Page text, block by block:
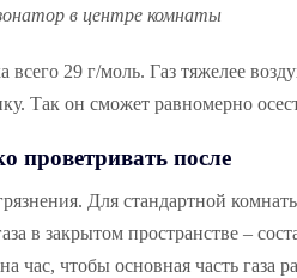
в центре комнаты
всего 29 г/моль. Газ тяжелее
Так он сможет равномерно
проветривать после
Для стандартной
в закрытом пространстве –
чтобы основная часть газа